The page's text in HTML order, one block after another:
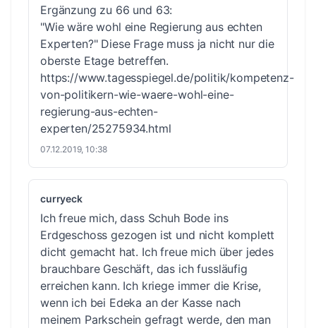
Ergänzung zu 66 und 63:
"Wie wäre wohl eine Regierung aus echten
Experten?" Diese Frage muss ja nicht nur die
oberste Etage betreffen.
https://www.tagesspiegel.de/politik/kompetenz-
von-politikern-wie-waere-wohl-eine-
regierung-aus-echten-
experten/25275934.html
07.12.2019, 10:38
curryeck
Ich freue mich, dass Schuh Bode ins
Erdgeschoss gezogen ist und nicht komplett
dicht gemacht hat. Ich freue mich über jedes
brauchbare Geschäft, das ich fussläufig
erreichen kann. Ich kriege immer die Krise,
wenn ich bei Edeka an der Kasse nach
meinem Parkschein gefragt werde, den man